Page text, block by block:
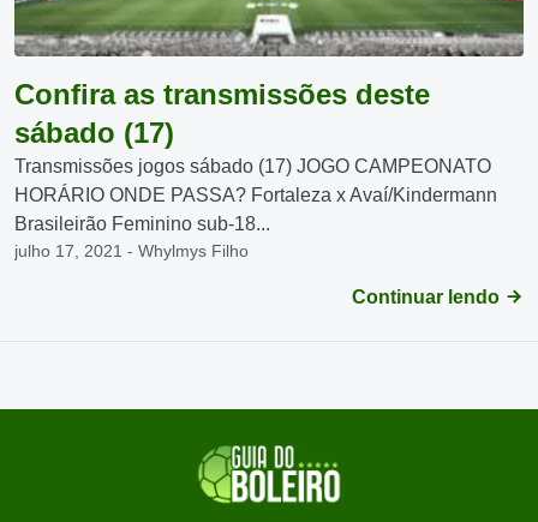
Confira as transmissões deste
sábado (17)
Transmissões jogos sábado (17) JOGO CAMPEONATO
HORÁRIO ONDE PASSA? Fortaleza x Avaí/Kindermann
Brasileirão Feminino sub-18...
julho 17, 2021 - Whylmys Filho
Continuar lendo